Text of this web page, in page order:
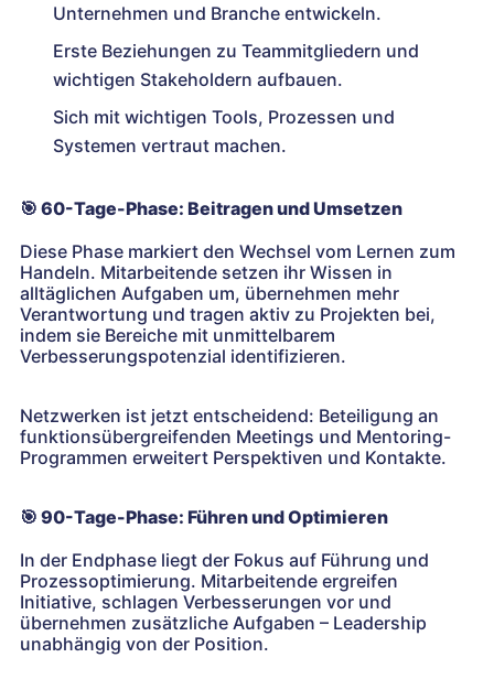
Unternehmen und Branche entwickeln.
Erste Beziehungen zu Teammitgliedern und
wichtigen Stakeholdern aufbauen.
Sich mit wichtigen Tools, Prozessen und
Systemen vertraut machen.
🎯 60-Tage-Phase: Beitragen und Umsetzen
Diese Phase markiert den Wechsel vom Lernen zum
Handeln. Mitarbeitende setzen ihr Wissen in
alltäglichen Aufgaben um, übernehmen mehr
Verantwortung und tragen aktiv zu Projekten bei,
indem sie Bereiche mit unmittelbarem
Verbesserungspotenzial identifizieren.
Netzwerken ist jetzt entscheidend: Beteiligung an
funktionsübergreifenden Meetings und Mentoring-
Programmen erweitert Perspektiven und Kontakte.
🎯 90-Tage-Phase: Führen und Optimieren
In der Endphase liegt der Fokus auf Führung und
Prozessoptimierung. Mitarbeitende ergreifen
Initiative, schlagen Verbesserungen vor und
übernehmen zusätzliche Aufgaben – Leadership
unabhängig von der Position.